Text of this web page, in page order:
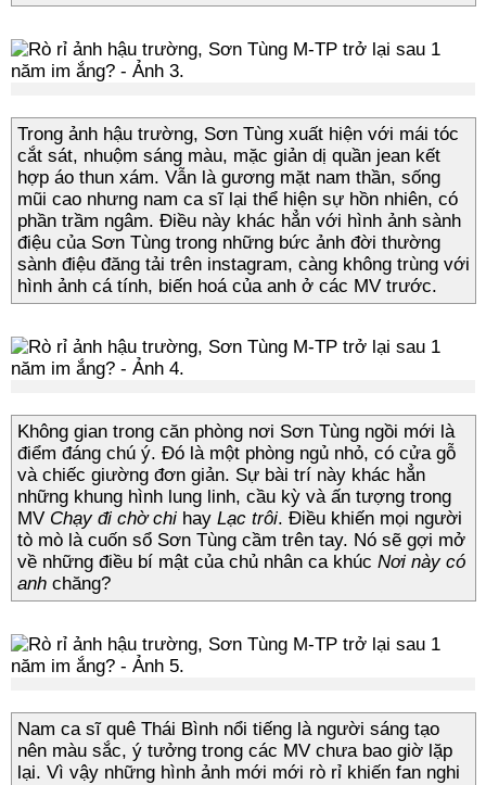
Trong ảnh hậu trường, Sơn Tùng xuất hiện với mái tóc
cắt sát, nhuộm sáng màu, mặc giản dị quần jean kết
hợp áo thun xám. Vẫn là gương mặt nam thần, sống
mũi cao nhưng nam ca sĩ lại thể hiện sự hồn nhiên, có
phần trầm ngâm. Điều này khác hẳn với hình ảnh sành
điệu của Sơn Tùng trong những bức ảnh đời thường
sành điệu đăng tải trên instagram, càng không trùng với
hình ảnh cá tính, biến hoá của anh ở các MV trước.
Không gian trong căn phòng nơi Sơn Tùng ngồi mới là
điểm đáng chú ý. Đó là một phòng ngủ nhỏ, có cửa gỗ
và chiếc giường đơn giản. Sự bài trí này khác hẳn
những khung hình lung linh, cầu kỳ và ấn tượng trong
MV Chạy đi chờ chi hay Lạc trôi. Điều khiến mọi người
tò mò là cuốn sổ Sơn Tùng cầm trên tay. Nó sẽ gợi mở
về những điều bí mật của chủ nhân ca khúc Nơi này có
anh chăng?
Nam ca sĩ quê Thái Bình nổi tiếng là người sáng tạo
nên màu sắc, ý tưởng trong các MV chưa bao giờ lặp
lại. Vì vậy những hình ảnh mới mới rò rỉ khiến fan nghi